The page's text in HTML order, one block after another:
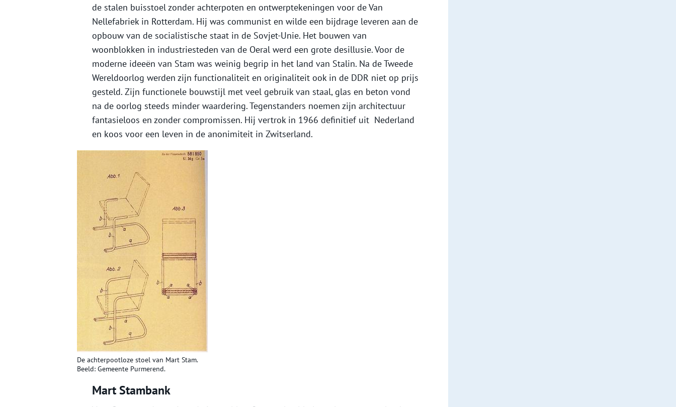
de stalen buisstoel zonder achterpoten en ontwerptekeningen voor de Van
Nellefabriek in Rotterdam. Hij was communist en wilde een bijdrage leveren aan de
opbouw van de socialistische staat in de Sovjet-Unie. Het bouwen van
woonblokken in industriesteden van de Oeral werd een grote desillusie. Voor de
moderne ideeën van Stam was weinig begrip in het land van Stalin. Na de Tweede
Wereldoorlog werden zijn functionaliteit en originaliteit ook in de DDR niet op prijs
gesteld. Zijn functionele bouwstijl met veel gebruik van staal, glas en beton vond
na de oorlog steeds minder waardering. Tegenstanders noemen zijn architectuur
fantasieloos en zonder compromissen. Hij vertrok in 1966 definitief uit Nederland
en koos voor een leven in de anonimiteit in Zwitserland.
De achterpootloze stoel van Mart Stam.
Beeld: Gemeente Purmerend.
Mart Stambank